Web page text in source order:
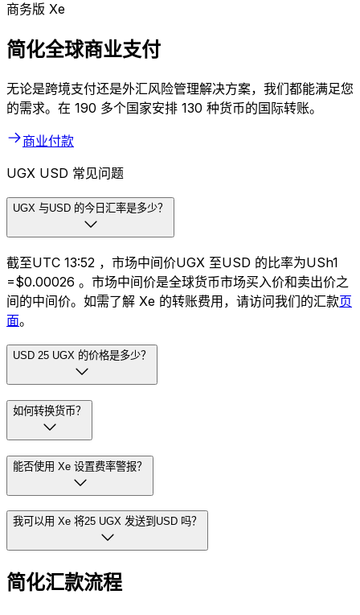
商务版 Xe
简化全球商业支付
无论是跨境支付还是外汇风险管理解决方案，我们都能满足您
的需求。在 190 多个国家安排 130 种货币的国际转账。
商业付款
UGX USD 常见问题
UGX 与USD 的今日汇率是多少？
截至UTC 13:52 ，市场中间价UGX 至USD 的比率为USh1
=$0.00026 。市场中间价是全球货币市场买入价和卖出价之
间的中间价。如需了解 Xe 的转账费用，请访问我们的汇款页
面。
USD 25 UGX 的价格是多少？
如何转换货币？
能否使用 Xe 设置费率警报？
我可以用 Xe 将25 UGX 发送到USD 吗？
简化汇款流程